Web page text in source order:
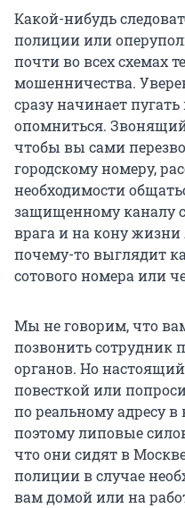
Какой-нибудь
полиции или
почти во всех схемах
мошенничества.
сразу начинает
опомниться.
чтобы вы сами
городскому номеру,
необходимости
защищенному каналу
врага и на кону
почему-то выглядит
сотового номера или
Мы не говорим, что
позвонить сотрудник
органов. Но
повесткой или
по реальному адресу
поэтому липовые
что они сидят в
полиции в случае
вам домой или на